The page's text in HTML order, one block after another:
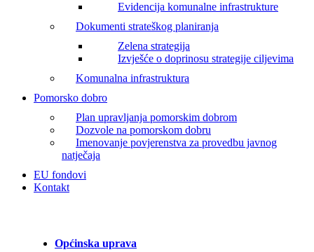
Evidencija komunalne infrastrukture
Dokumenti strateškog planiranja
Zelena strategija
Izvješće o doprinosu strategije ciljevima
Komunalna infrastruktura
Pomorsko dobro
Plan upravljanja pomorskim dobrom
Dozvole na pomorskom dobru
Imenovanje povjerenstva za provedbu javnog
natječaja
EU fondovi
Kontakt
Općinska uprava